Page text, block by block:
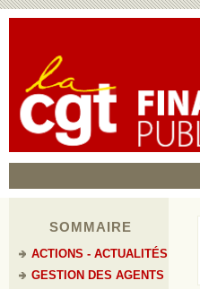
SOMMAIRE
ACTIONS - ACTUALITÉS
GESTION DES AGENTS